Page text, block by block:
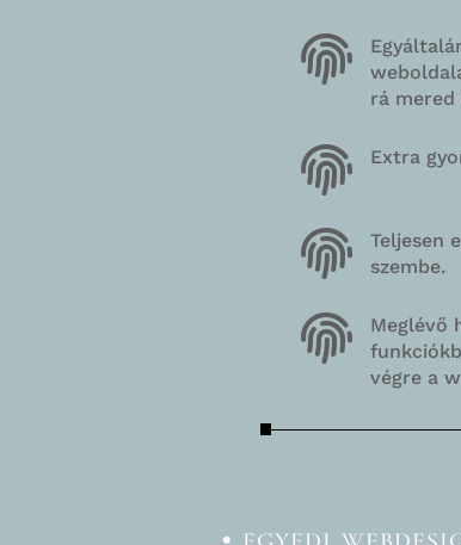

rá
 Extra

Teljesen
szembe.

Meglévő
végre a